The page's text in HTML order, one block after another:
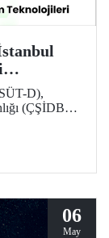
D),
(ÇŞİDB)
olarak
06
May